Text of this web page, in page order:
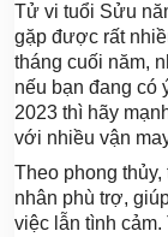
Tử vi tuổi Sửu
gặp được rất
tháng cuối năm,
nếu bạn đang có
2023 thì hãy
với nhiều vận
Theo phong
nhân phù trợ,
việc lẫn tình